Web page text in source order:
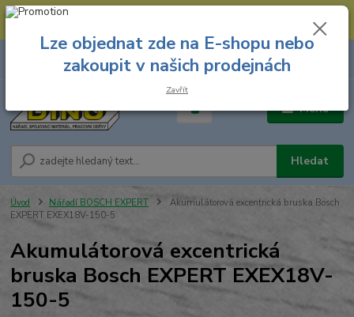
--- Spojovací materiál: 774 431 045 --- Prodejna nářadí: 731 449 423 --
Menu
Hledat
8.00 hod. - 16.00 hod.
za
Úvod Nářadí BOSCH EXPERT
Akumulátorová excentrická bruska Bosch
EXPERT EXEX18V-150-5
Akumulátorová excentrická
bruska Bosch EXPERT EXEX18V-
150-5
Lze objednat zde na E-shopu nebo
zakoupit v našich prodejnách
Zavřít